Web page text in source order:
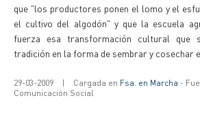
que "los productores ponen el lomo y el
el cultivo del algodón" y que la escuela
fuerza esa transformación cultural que
tradición en la forma de sembrar y cosechar
29-03-2009 | Cargada en Fsa. en Marcha -
Comunicación Social